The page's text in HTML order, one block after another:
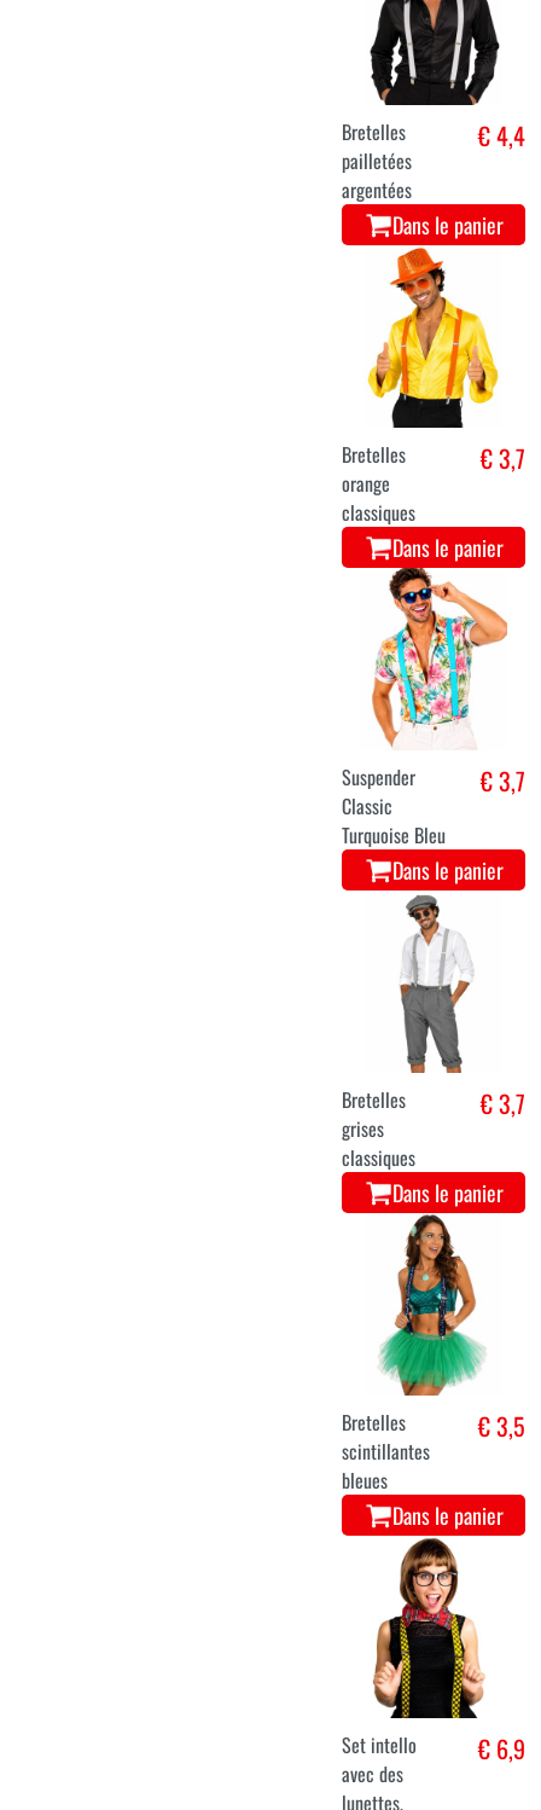
Bretelles
pailletées
argentées
€ 4,4
Dans le panier
Bretelles
orange
classiques
€ 3,7
Dans le panier
Suspender
Classic
Turquoise Bleu
€ 3,7
Dans le panier
Bretelles
grises
classiques
€ 3,7
Dans le panier
Bretelles
scintillantes
bleues
€ 3,5
Dans le panier
Set intello
avec des
lunettes,
€ 6,9